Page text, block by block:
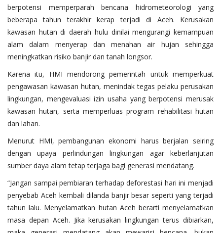
berpotensi memperparah bencana hidrometeorologi yang
beberapa tahun terakhir kerap terjadi di Aceh. Kerusakan
kawasan hutan di daerah hulu dinilai mengurangi kemampuan
alam dalam menyerap dan menahan air hujan sehingga
meningkatkan risiko banjir dan tanah longsor.
Karena itu, HMI mendorong pemerintah untuk memperkuat
pengawasan kawasan hutan, menindak tegas pelaku perusakan
lingkungan, mengevaluasi izin usaha yang berpotensi merusak
kawasan hutan, serta memperluas program rehabilitasi hutan
dan lahan.
Menurut HMI, pembangunan ekonomi harus berjalan seiring
dengan upaya perlindungan lingkungan agar keberlanjutan
sumber daya alam tetap terjaga bagi generasi mendatang.
“Jangan sampai pembiaran terhadap deforestasi hari ini menjadi
penyebab Aceh kembali dilanda banjir besar seperti yang terjadi
tahun lalu. Menyelamatkan hutan Aceh berarti menyelamatkan
masa depan Aceh. Jika kerusakan lingkungan terus dibiarkan,